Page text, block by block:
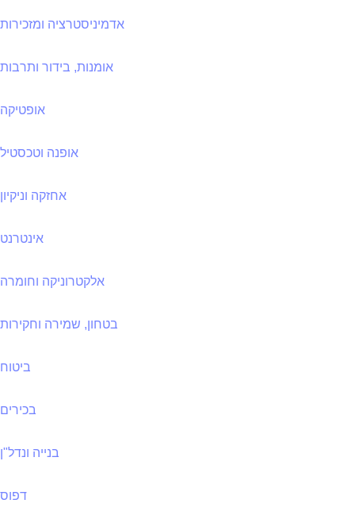
אדמיניסטרציה ומזכירות
אומנות, בידור ותרבות
אופטיקה
אופנה וטכסטיל
אחזקה וניקיון
אינטרנט
אלקטרוניקה וחומרה
בטחון, שמירה וחקירות
ביטוח
בכירים
בנייה ונדל"ן
דפוס